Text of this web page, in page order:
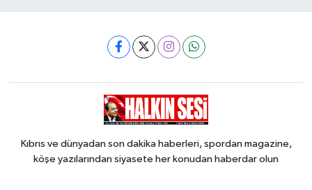
Kıbrıs ve dünyadan son dakika haberleri, spordan magazine,
köşe yazılarından siyasete her konudan haberdar olun